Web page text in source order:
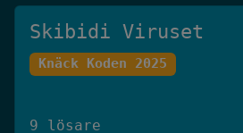
Skibidi Viruset
Knäck Koden 2025
9 lösare